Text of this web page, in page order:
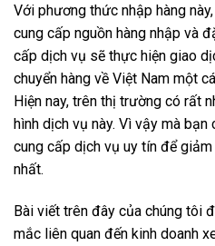
Với phương thức nhập hàng
cung cấp nguồn hàng nhập và
cấp dịch vụ sẽ thực hiện giao
chuyển hàng về Việt Nam một
Hiện nay, trên thị trường có rất
hình dịch vụ này. Vì vậy mà
cung cấp dịch vụ uy tín để
nhất.
Bài viết trên đây của chúng tôi
mắc liên quan đến kinh doanh